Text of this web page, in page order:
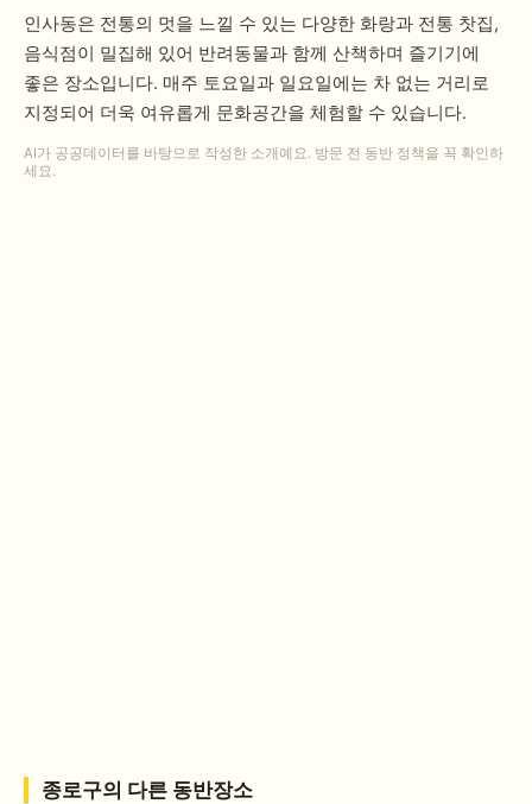
인사동은 전통의 멋을 느낄 수 있는 다양한 화랑과 전통 찻집,
음식점이 밀집해 있어 반려동물과 함께 산책하며 즐기기에
좋은 장소입니다. 매주 토요일과 일요일에는 차 없는 거리로
지정되어 더욱 여유롭게 문화공간을 체험할 수 있습니다.
AI가 공공데이터를 바탕으로 작성한 소개예요. 방문 전 동반 정책을 꼭 확인하
세요.
종로구의 다른 동반장소